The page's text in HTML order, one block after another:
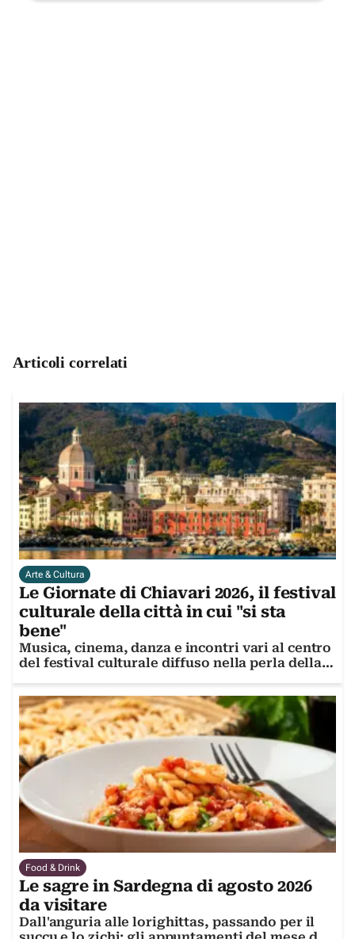
Articoli correlati
Arte & Cultura
Le Giornate di Chiavari 2026, il festival
culturale della città in cui "si sta
bene"
Musica, cinema, danza e incontri vari al centro
del festival culturale diffuso nella perla della
Food & Drink
Le sagre in Sardegna di agosto 2026
da visitare
Dall'anguria alle lorighittas, passando per il